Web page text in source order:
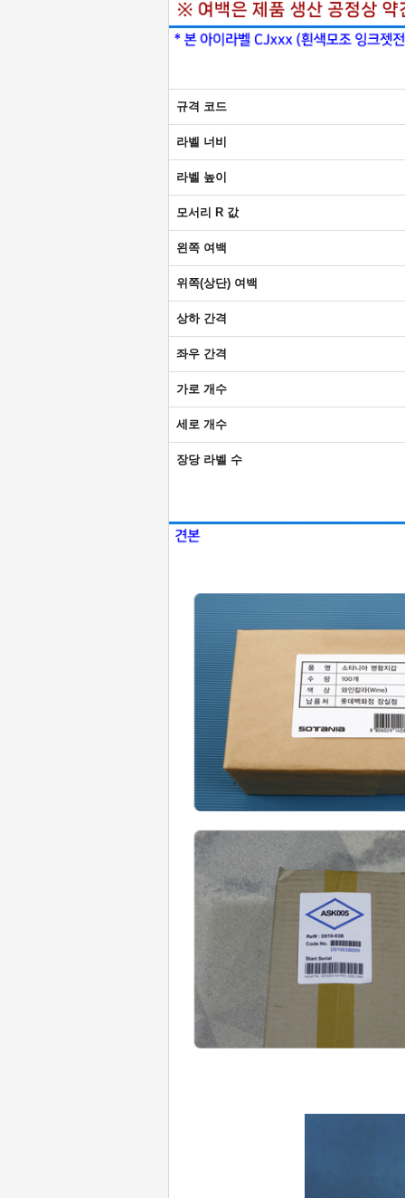
규격 코드
라벨 너비
라벨 높이
모서리 R 값
왼쪽 여백
위쪽(상단) 여백
상하 간격
좌우 간격
가로 개수
세로 개수
장당 라벨 수